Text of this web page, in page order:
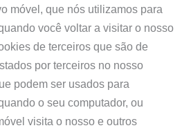
móvel, que nós utilizamos para
você voltar a visitar o nosso
de terceiros que são de
por terceiros no nosso
podem ser usados para
o seu computador, ou
visita o nosso e outros